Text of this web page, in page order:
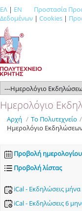
ΕΛ | EN
Προστασία
Δεδομένων | Cookies |
Ημερολόγιο
Αρχή / Το Πολυτεχνείο /
Ημερολόγιο
Προβολή ημερολογίου
Προβολή λίστας
iCal - Εκδηλώσεις μήνα
iCal - Εκδηλώσεις 6